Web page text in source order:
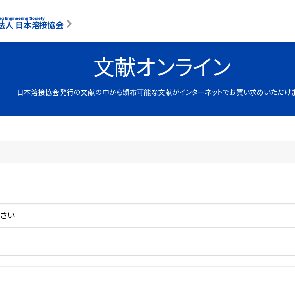
Engineering Society
人 日本溶接協会
文献オンライン
日本溶接協会発行の文献の中から頒布可能な文献がインターネットでお買い求めいただけま